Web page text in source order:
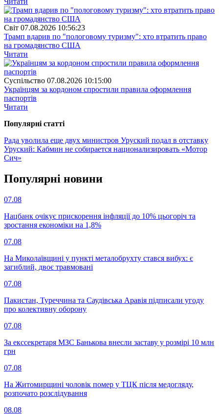
Свiт 07.08.2026 10:56:23
Трамп вдарив по "пологовому туризму": хто втратить право
на громадянство США
Читати
Суспiльство 07.08.2026 10:15:00
Українцям за кордоном спростили правила оформлення
паспортів
Читати
Популярнi статтi
Рада уволила еще двух министров Уруский подал в отставку
Уруский: Кабмин не собирается национализировать «Мотор
Сич»
Популярнi новини
07.08
Нацбанк очікує прискорення інфляції до 10% цьогоріч та
зростання економіки на 1,8%
07.08
На Миколаївщині у пункті металобрухту стався вибух: є
загиблий, двоє травмовані
07.08
Пакистан, Туреччина та Саудівська Аравія підписали угоду
про колективну оборону
07.08
За екссекретаря МЗС Банькова внесли заставу у розмірі 10 млн
грн
07.08
На Житомирщині чоловік помер у ТЦК після медогляду,
розпочато розслідування
08.08